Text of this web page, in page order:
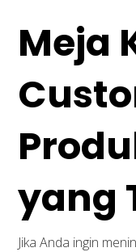
Meja
yang
Jika Anda ingin